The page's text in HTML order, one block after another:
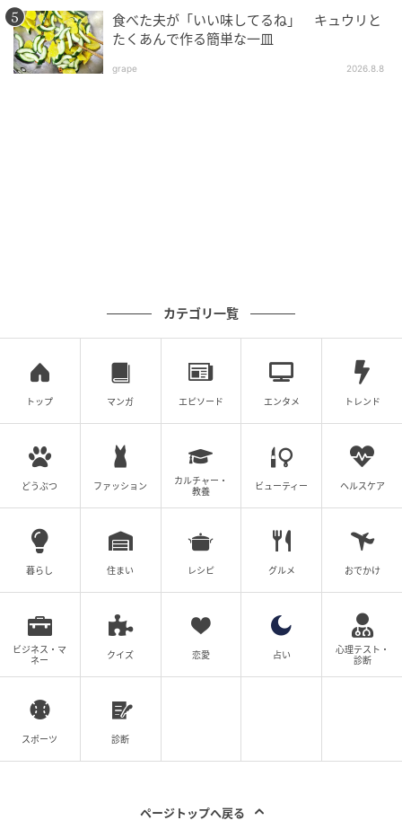
料理研究家、栄養士。女子栄養大学 短期大学部卒業
ードコーディネートのプロ集団」として活動する、株
式会社スタジオナッツ代表取締役。栄養バランスがよ
くヘルシーでありながら、おいしく工夫に富んだレシ
ピが人気。書籍、雑誌、広告、企業のメニュー開発な
ど、幅広く活躍中。試作・研究を重ね続け「作ると料
理がうまくなるレシピ」と定評があり、著書は100冊
元記事で読む
ごっくん餃子の炊き込みごはん
食べた夫が「いい味してるね」 キュウリと
たくあんで作る簡単な一皿
grape 2026.8.8
カテゴリ一覧
トップ マンガ エピソード エンタメ トレンド
どうぶつ ファッション
カルチャー・
教養
ビューティー ヘルスケア
暮らし 住まい レシピ グルメ おでかけ
ビジネス・マ
ネー
クイズ 恋愛 占い
心理テスト・
診断
スポーツ 診断
ページトップへ戻る